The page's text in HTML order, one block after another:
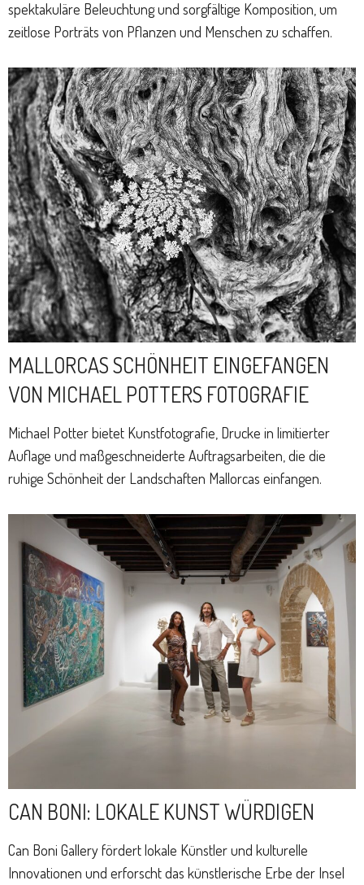
spektakuläre Beleuchtung und sorgfältige Komposition, um
zeitlose Porträts von Pflanzen und Menschen zu schaffen.
MALLORCAS SCHÖNHEIT EINGEFANGEN
VON MICHAEL POTTERS FOTOGRAFIE
Michael Potter bietet Kunstfotografie, Drucke in limitierter
Auflage und maßgeschneiderte Auftragsarbeiten, die die
ruhige Schönheit der Landschaften Mallorcas einfangen.
CAN BONI: LOKALE KUNST WÜRDIGEN
Can Boni Gallery fördert lokale Künstler und kulturelle
Innovationen und erforscht das künstlerische Erbe der Insel